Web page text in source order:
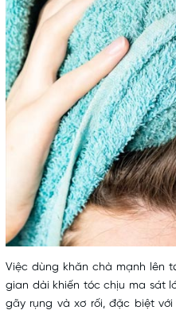
Việc dùng khăn chà mạnh lên
gian dài khiến tóc chịu ma sát
gãy rụng và xơ rối, đặc biệt